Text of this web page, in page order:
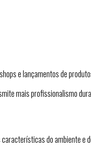
e lançamentos de
mais profissionalismo
do ambiente e